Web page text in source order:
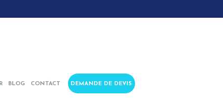
BLOG CONTACT DEMANDE DE DEVIS